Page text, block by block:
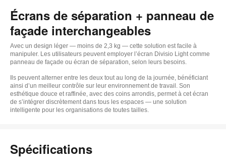
Écrans de séparation + panneau de
façade interchangeables
Avec un design léger — moins de 2,3 kg — cette solution est facile à
manipuler. Les utilisateurs peuvent employer l’écran Divisio Light comme
panneau de façade ou écran de séparation, selon leurs besoins.
Ils peuvent alterner entre les deux tout au long de la journée, bénéficiant
ainsi d’un meilleur contrôle sur leur environnement de travail. Son
esthétique douce et raffinée, avec des coins arrondis, permet à cet écran
de s’intégrer discrètement dans tous les espaces — une solution
intelligente pour les organisations de toutes tailles.
Spécifications